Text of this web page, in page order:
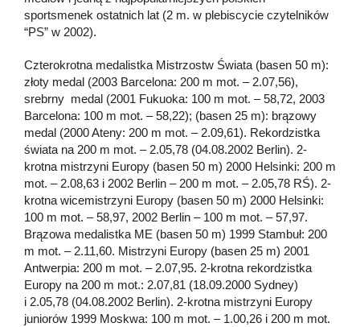
sportsmenek ostatnich lat (2 m. w plebiscycie czytelników
“PS” w 2002).
Czterokrotna medalistka Mistrzostw Świata (basen 50 m):
złoty medal (2003 Barcelona: 200 m mot. – 2.07,56),
srebrny medal (2001 Fukuoka: 100 m mot. – 58,72, 2003
Barcelona: 100 m mot. – 58,22); (basen 25 m): brązowy
medal (2000 Ateny: 200 m mot. – 2.09,61). Rekordzistka
świata na 200 m mot. – 2.05,78 (04.08.2002 Berlin). 2-
krotna mistrzyni Europy (basen 50 m) 2000 Helsinki: 200 m
mot. – 2.08,63 i 2002 Berlin – 200 m mot. – 2.05,78 RŚ). 2-
krotna wicemistrzyni Europy (basen 50 m) 2000 Helsinki:
100 m mot. – 58,97, 2002 Berlin – 100 m mot. – 57,97.
Brązowa medalistka ME (basen 50 m) 1999 Stambuł: 200
m mot. – 2.11,60. Mistrzyni Europy (basen 25 m) 2001
Antwerpia: 200 m mot. – 2.07,95. 2-krotna rekordzistka
Europy na 200 m mot.: 2.07,81 (18.09.2000 Sydney)
i 2.05,78 (04.08.2002 Berlin). 2-krotna mistrzyni Europy
juniorów 1999 Moskwa: 100 m mot. – 1.00,26 i 200 m mot.